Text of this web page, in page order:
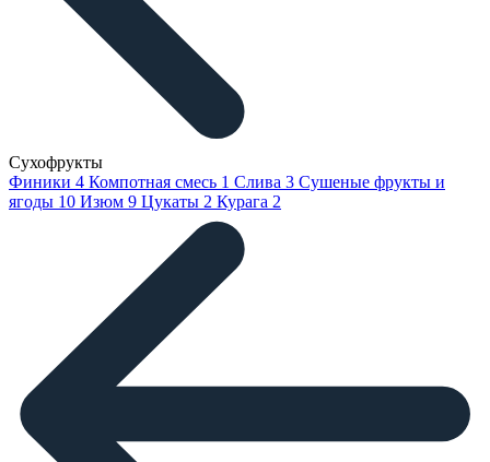
Сухофрукты
Финики 4 Компотная смесь 1 Слива 3 Сушеные фрукты и
ягоды 10 Изюм 9 Цукаты 2 Курага 2